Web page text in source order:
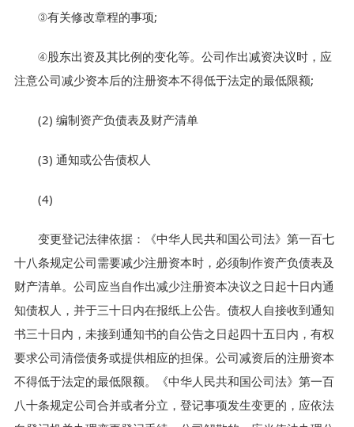
③有关修改章程的事项;
④股东出资及其比例的变化等。公司作出减资决议时，应
注意公司减少资本后的注册资本不得低于法定的最低限额;
(2) 编制资产负债表及财产清单
(3) 通知或公告债权人
(4)
变更登记法律依据：《中华人民共和国公司法》第一百七
十八条规定公司需要减少注册资本时，必须制作资产负债表及
财产清单。公司应当自作出减少注册资本决议之日起十日内通
知债权人，并于三十日内在报纸上公告。债权人自接收到通知
书三十日内，未接到通知书的自公告之日起四十五日内，有权
要求公司清偿债务或提供相应的担保。公司减资后的注册资本
不得低于法定的最低限额。《中华人民共和国公司法》第一百
八十条规定公司合并或者分立，登记事项发生变更的，应依法